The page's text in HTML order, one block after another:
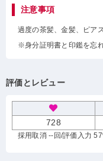
注意事項
過度の茶髪、金髪、ピア
※身分証明書と印鑑を忘
評価とレビュー
728
採用取消 --回/評価入力